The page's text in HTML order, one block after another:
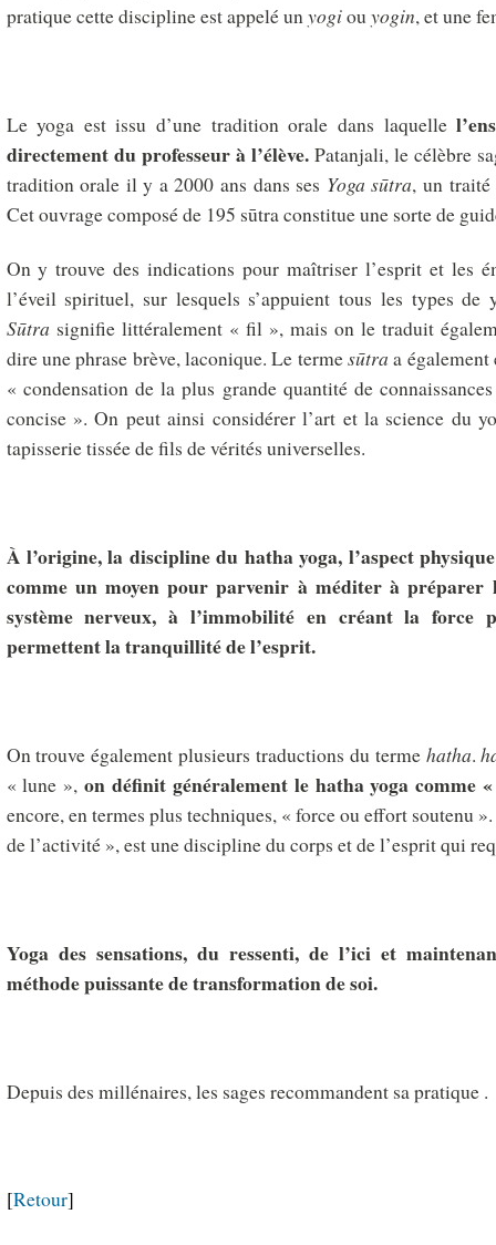
pratique cette discipline est appelé un yogiou yogin, et une
Le yoga est issu d’une tradition orale dans laquelle
directement du professeur à l’élève.Patanjali, le célèbre
tradition orale il y a 2000 ans dans ses Yoga sūtra, un
Cet ouvrage composé de 195 sūtra constitue une sorte de
On y trouve des indications pour maîtriser l’esprit et les
l’éveil spirituel, sur lesquels s’appuient tous les types de
Sūtra signifie littéralement « fil », mais on le traduit
dire une phrase brève, laconique. Le termesūtra a
« condensation de la plus grande quantité de
concise ». On peut ainsi considérer l’art et la science du
tapisserie tissée de fils de vérités universelles.
À l’origine, la discipline du hatha yoga, l’aspect
comme un moyen pour parvenir à méditerà préparer
système nerveux, à l’immobilité en créant la force
permettent la tranquillité de l’esprit.
On trouve également plusieurs traductions du terme hatha.
« lune »,on définit généralement le hatha yoga comme
encore, en termes plus techniques, « force ou effort soutenu
de l’activité », est une discipline du corps et de l’esprit qui
Yoga des sensations, du ressenti, de l’ici et
méthode puissante de transformation de soi.
Depuis des millénaires, les sages recommandent sa pratique .
[Retour]